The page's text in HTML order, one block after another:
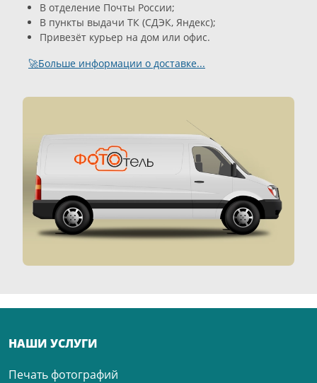
В отделение Почты России;
В пункты выдачи ТК (СДЭК, Яндекс);
Привезёт курьер на дом или офис.
🚀Больше информации о доставке...
НАШИ УСЛУГИ
Печать фотографий